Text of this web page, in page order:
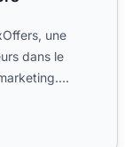
une
dans le